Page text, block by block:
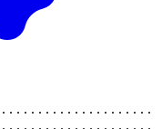
. . . . . . . . . . . . . . . . . . . .
. . . . . . . . . . . . . . . . . . . .